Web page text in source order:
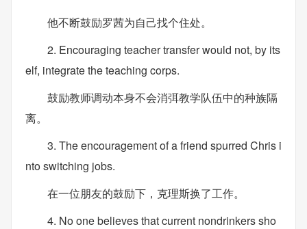
他不断鼓励罗茜为自己找个住处。
2. Encouraging teacher transfer would not, by its
elf, integrate the teaching corps.
鼓励教师调动本身不会消弭教学队伍中的种族隔
离。
3. The encouragement of a friend spurred Chris i
nto switching jobs.
在一位朋友的鼓励下，克理斯换了工作。
4. No one believes that current nondrinkers sho